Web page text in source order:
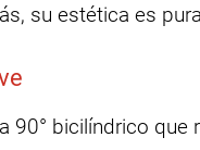
su estética es
90° bicilíndrico que